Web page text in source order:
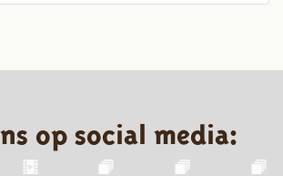
op social media: